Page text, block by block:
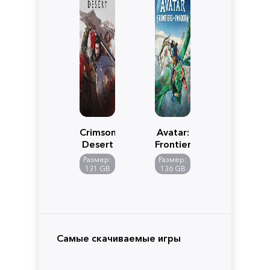
Crimson
Desert
Размер:
131 GB
Avatar:
Frontiers
of
Pandora
Размер:
136 GB
Самые скачиваемые игры